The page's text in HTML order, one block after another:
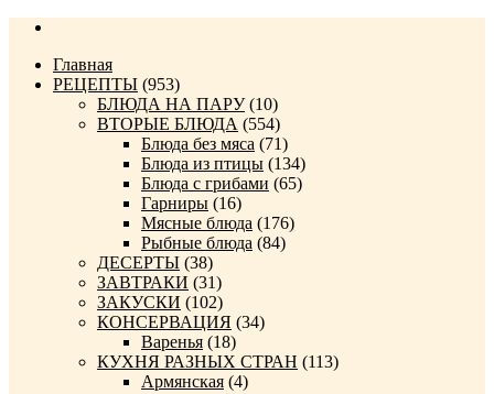
Главная
РЕЦЕПТЫ (953)
БЛЮДА НА ПАРУ(10)
ВТОРЫЕ БЛЮДА (554)
Блюда без мяса (71)
Блюда из птицы (134)
Блюда с грибами (65)
Гарниры (16)
Мясные блюда (176)
Рыбные блюда (84)
ДЕСЕРТЫ (38)
ЗАВТРАКИ (31)
ЗАКУСКИ (102)
КОНСЕРВАЦИЯ (34)
Варенья (18)
КУХНЯ РАЗНЫХ СТРАН (113)
Армянская (4)